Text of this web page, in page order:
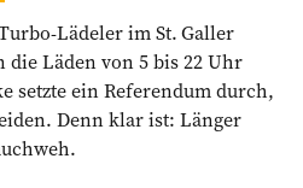
Lädeler im St. Galler
Läden von 5 bis 22 Uhr
setzte ein Referendum durch,
Denn klar ist: Länger